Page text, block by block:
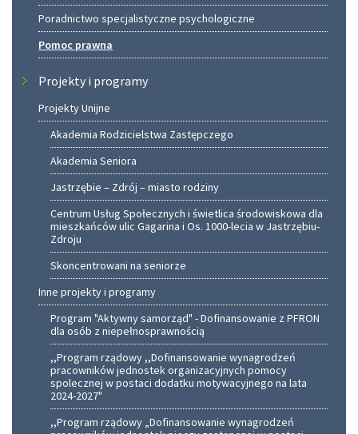
Poradnictwo specjalistyczne psychologiczne
Pomoc prawna
Projekty i programy
Projekty Unijne
Akademia Rodzicielstwa Zastępczego
Akademia Seniora
Jastrzębie – Zdrój – miasto rodziny
Centrum Usług Społecznych i świetlica środowiskowa dla
mieszkańców ulic Gagarina i Os. 1000-lecia w Jastrzębiu-
Zdroju
Skoncentrowani na seniorze
Inne projekty i programy
Program "Aktywny samorząd" - Dofinansowanie z PFRON
dla osób z niepełnosprawnością
,,Program rządowy ,,Dofinansowanie wynagrodzeń
pracowników jednostek organizacyjnych pomocy
spolecznej w postaci dodatku motywacyjnego na lata
2024-2027"
,,Program rządowy „Dofinansowanie wynagrodzeń